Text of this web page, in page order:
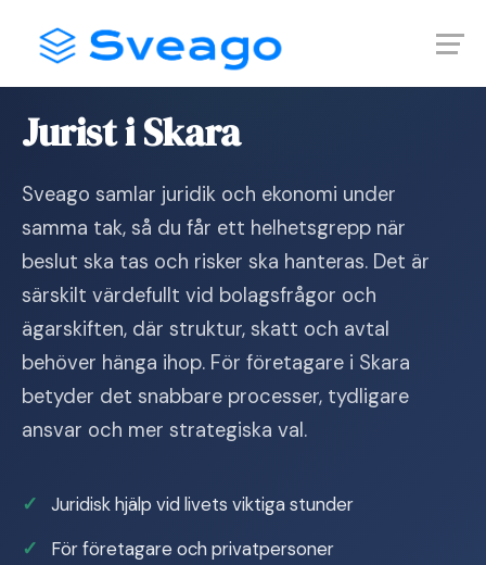
content
Jurist i Skara
Sveago samlar juridik och ekonomi under
samma tak, så du får ett helhetsgrepp när
beslut ska tas och risker ska hanteras. Det är
särskilt värdefullt vid bolagsfrågor och
ägarskiften, där struktur, skatt och avtal
behöver hänga ihop. För företagare i Skara
betyder det snabbare processer, tydligare
ansvar och mer strategiska val.
Juridisk hjälp vid livets viktiga stunder
För företagare och privatpersoner